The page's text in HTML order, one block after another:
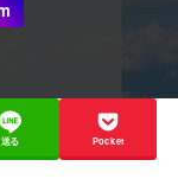
送る Pocket